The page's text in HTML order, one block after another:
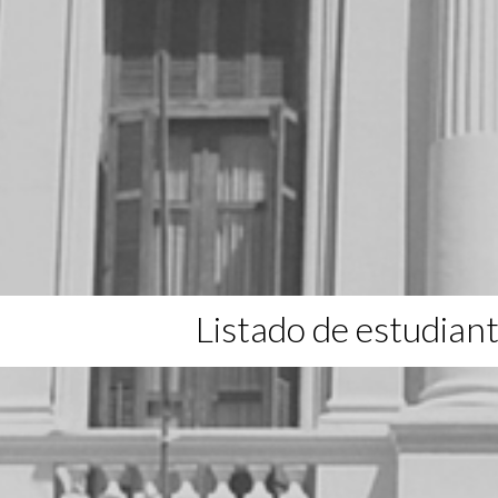
Listado de